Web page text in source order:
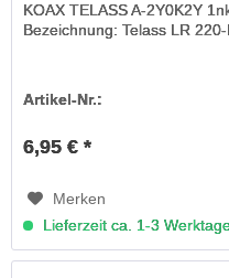
KOAX TELASS A-2Y0K2Y
Bezeichnung: Telass LR
Artikel-Nr.:
6,95 € *
Merken
Lieferzeit ca. 1-3